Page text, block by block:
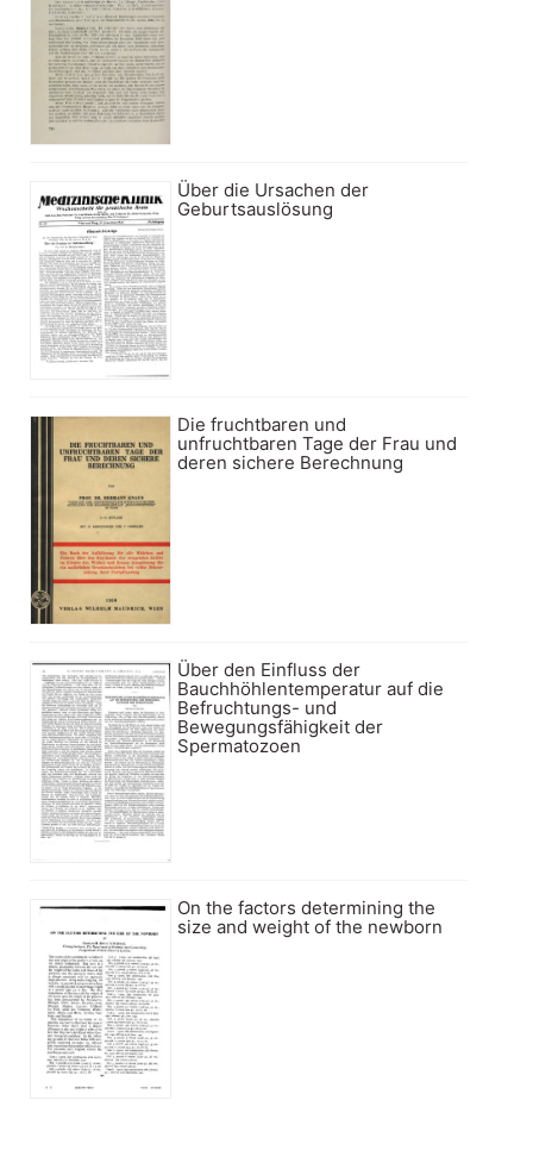
Über die Ursachen der
Geburtsauslösung
Die fruchtbaren und
unfruchtbaren Tage der Frau und
deren sichere Berechnung
Über den Einfluss der
Bauchhöhlentemperatur auf die
Befruchtungs- und
Bewegungsfähigkeit der
Spermatozoen
On the factors determining the
size and weight of the newborn